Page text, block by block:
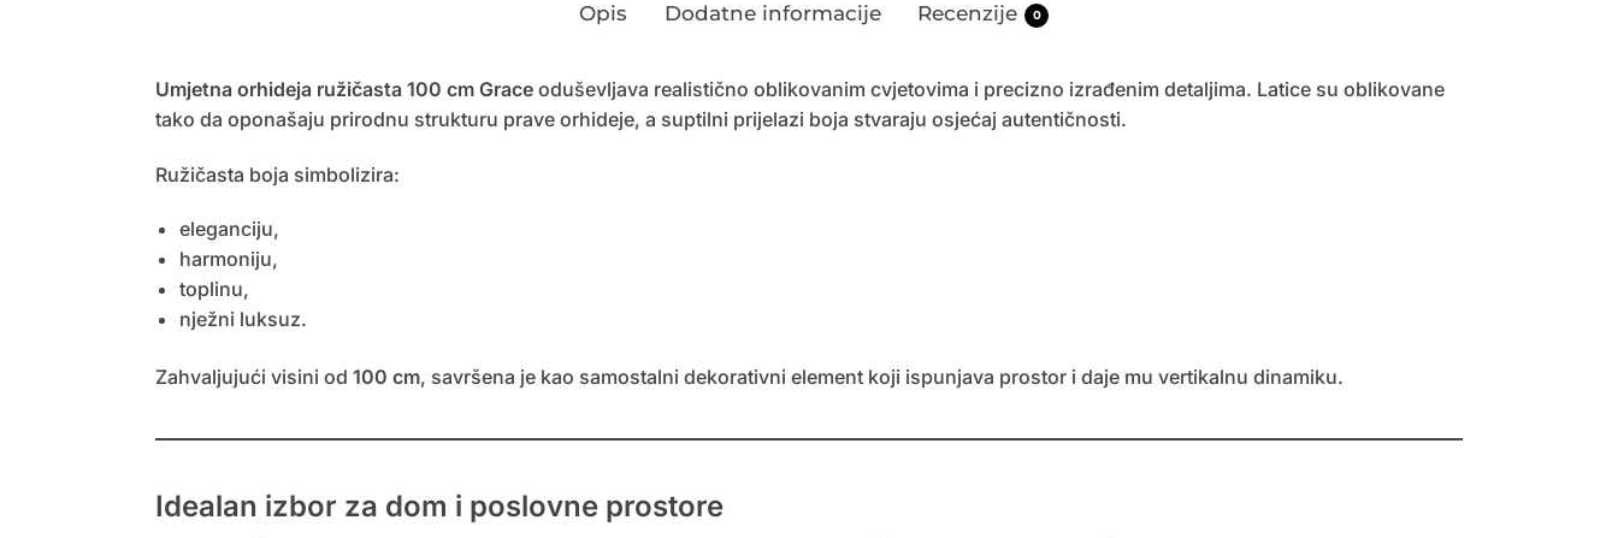
Opis Dodatne informacije Recenzije 0
Umjetna orhideja ružičasta 100 cm Graceoduševljava realistično oblikovanim cvjetovima i precizno izrađenim detaljima. Latice su oblikovane
tako da oponašaju prirodnu strukturu prave orhideje, a suptilni prijelazi boja stvaraju osjećaj autentičnosti.
Ružičasta boja simbolizira:
eleganciju,
harmoniju,
toplinu,
nježni luksuz.
Zahvaljujući visini od 100 cm, savršena je kao samostalni dekorativni element koji ispunjava prostor i daje mu vertikalnu dinamiku.
Idealan izbor za dom i poslovne prostore